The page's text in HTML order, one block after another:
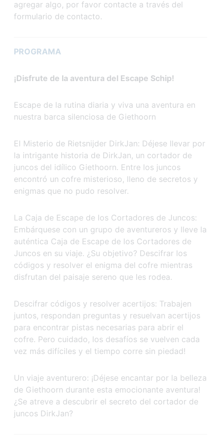
agregar algo, por favor contacte a través del
formulario de contacto.
PROGRAMA
¡Disfrute de la aventura del Escape Schip!
Escape de la rutina diaria y viva una aventura en
nuestra barca silenciosa de Giethoorn
El Misterio de Rietsnijder DirkJan: Déjese llevar por
la intrigante historia de DirkJan, un cortador de
juncos del idílico Giethoorn. Entre los juncos
encontró un cofre misterioso, lleno de secretos y
enigmas que no pudo resolver.
La Caja de Escape de los Cortadores de Juncos:
Embárquese con un grupo de aventureros y lleve la
auténtica Caja de Escape de los Cortadores de
Juncos en su viaje. ¿Su objetivo? Descifrar los
códigos y resolver el enigma del cofre mientras
disfrutan del paisaje sereno que les rodea.
Descifrar códigos y resolver acertijos: Trabajen
juntos, respondan preguntas y resuelvan acertijos
para encontrar pistas necesarias para abrir el
cofre. Pero cuidado, los desafíos se vuelven cada
vez más difíciles y el tiempo corre sin piedad!
Un viaje aventurero: ¡Déjese encantar por la belleza
de Giethoorn durante esta emocionante aventura!
¿Se atreve a descubrir el secreto del cortador de
juncos DirkJan?